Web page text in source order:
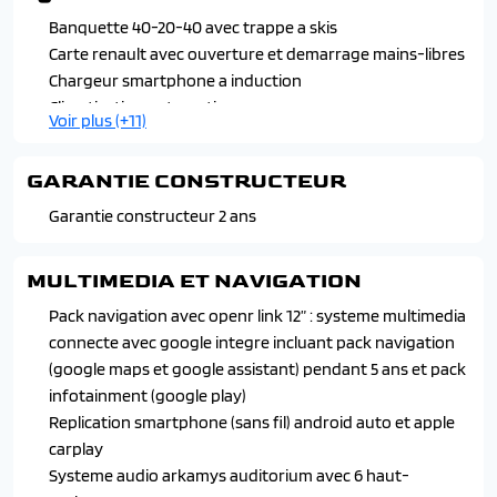
fume gris
Logos avant et arriere ice black
Monogramme ice black
Vitres arriere surteintees
Banquette 40-20-40 avec trappe a skis
Carte renault avec ouverture et demarrage mains-libres
Chargeur smartphone a induction
Climatisation automatique
Essuie-vitres automatiques
Hayon motorise et seuil de coffre chrome
Leve-vitres avant et arriere a impulsion
ambiance interieure
Retroviseurs rabattables electriquement, ajustables et
degivrants
Siege passager reglable en hauteur
Sieges avant chauffants
Sieges avec systeme isofix + tether
Voir plus (+11)
GARANTIE CONSTRUCTEUR
Garantie constructeur 2 ans
MULTIMEDIA ET NAVIGATION
Pack navigation avec openr link 12” : systeme multimedia
connecte avec google integre incluant pack navigation
(google maps et google assistant) pendant 5 ans et pack
infotainment (google play)
Replication smartphone (sans fil) android auto et apple
carplay
Systeme audio arkamys auditorium avec 6 haut-